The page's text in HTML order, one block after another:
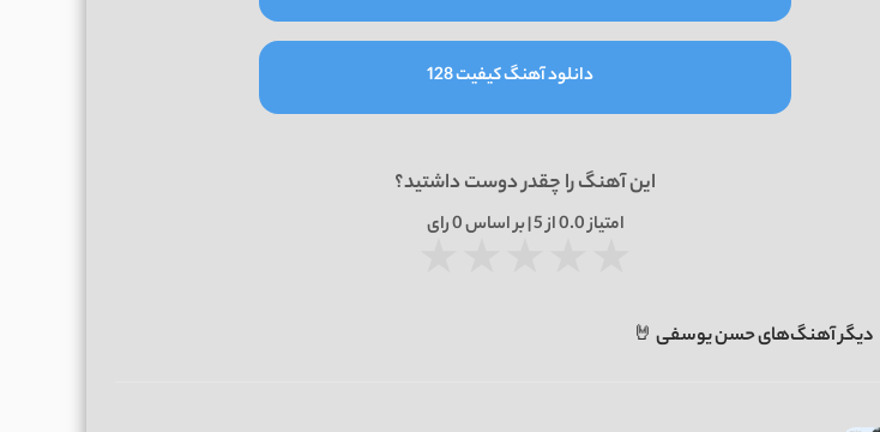
دانلود آهنگ کیفیت 128
این آهنگ را چقدر دوست داشتید؟
امتیاز0.0از 5 | بر اساس 0رای
دیگر آهنگ‌های حسن یوسفی 🤘